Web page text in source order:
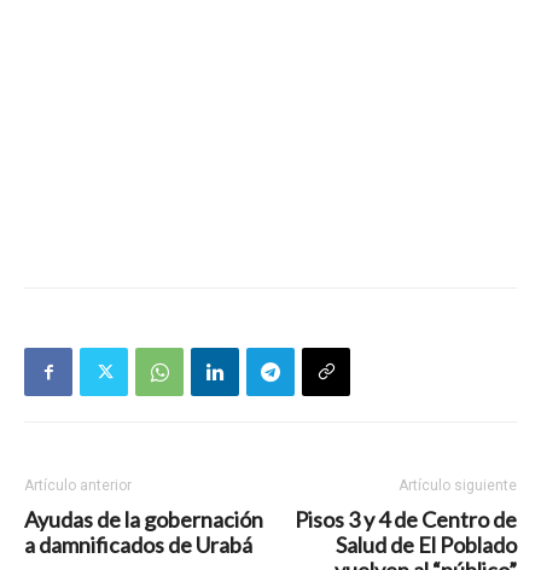
Artículo anterior
Ayudas de la gobernación
a damnificados de Urabá
Artículo siguiente
Pisos 3 y 4 de Centro de
Salud de El Poblado